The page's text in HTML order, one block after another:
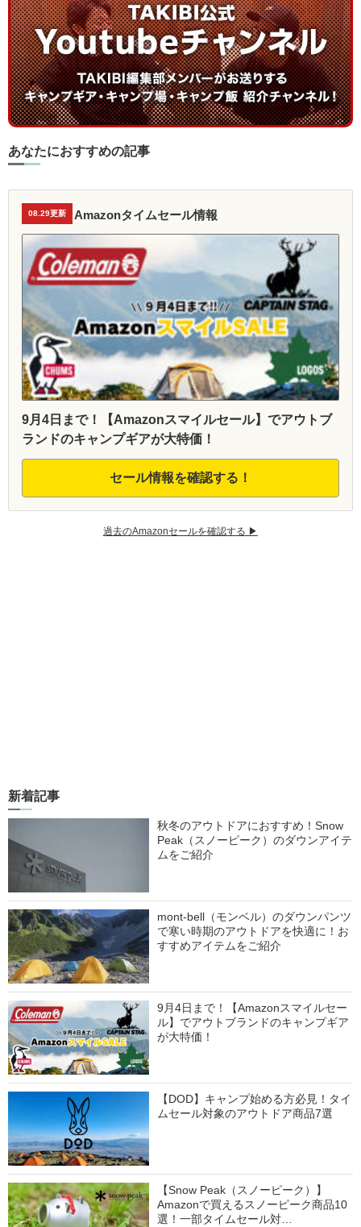
あなたにおすすめの記事
08.29更新 Amazonタイムセール情報
9月4日まで！【Amazonスマイルセール】でアウトブ
ランドのキャンプギアが大特価！
セール情報を確認する！
過去のAmazonセールを確認する ▶︎
新着記事
秋冬のアウトドアにおすすめ！Snow
Peak（スノーピーク）のダウンアイテ
ムをご紹介
mont-bell（モンベル）のダウンパンツ
で寒い時期のアウトドアを快適に！お
すすめアイテムをご紹介
9月4日まで！【Amazonスマイルセー
ル】でアウトブランドのキャンプギア
が大特価！
【DOD】キャンプ始める方必見！タイ
ムセール対象のアウトドア商品7選
【Snow Peak（スノーピーク）】
Amazonで買えるスノーピーク商品10
選！一部タイムセール対…